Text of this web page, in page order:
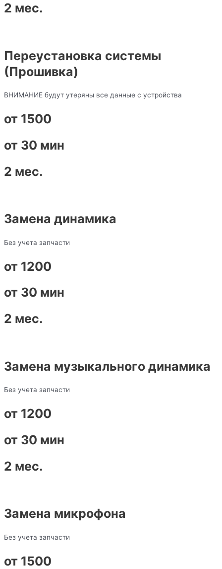
2 мес.
Переустановка системы
(Прошивка)
ВНИМАНИЕ будут утеряны все данные с устройства
от 1500
от 30 мин
2 мес.
Замена динамика
Без учета запчасти
от 1200
от 30 мин
2 мес.
Замена музыкального динамика
Без учета запчасти
от 1200
от 30 мин
2 мес.
Замена микрофона
Без учета запчасти
от 1500